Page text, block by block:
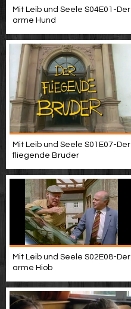
Mit Leib und Seele S04E01-Der
arme Hund
Mit Leib und Seele S01E07-Der
fliegende Bruder
Mit Leib und Seele S02E08-Der
arme Hiob